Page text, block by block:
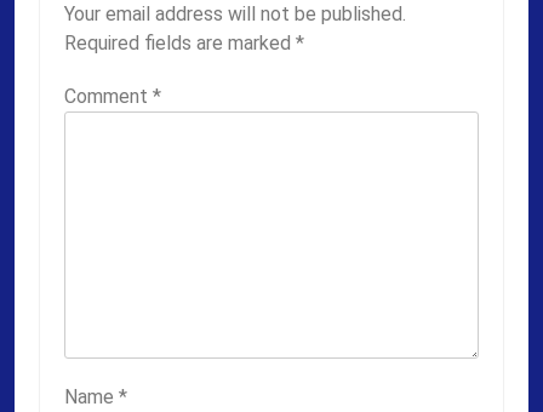
Your email address will not be published.
Required fields are marked *
Comment *
Name *